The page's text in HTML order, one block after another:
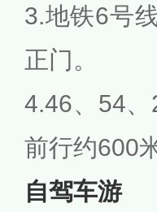
3.地铁6号
正门。
4.46、54、
前行约600
自驾车游